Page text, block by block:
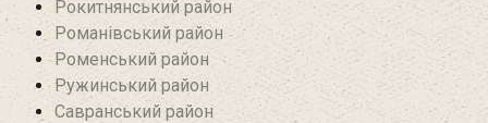
Рокитнянський район
Романівський район‎
Роменський район
Ружинський район
Савранський район‎